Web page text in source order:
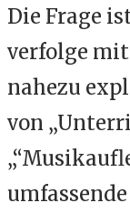
Die Frage
verfolge mit
nahezu
von